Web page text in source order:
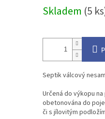
cena:
Skladem (5
Septik válcový
Určená do výkopu
obetonována do
či s jílovitým